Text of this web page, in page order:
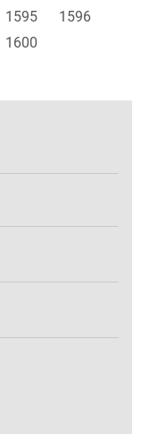
1595
1596
1600